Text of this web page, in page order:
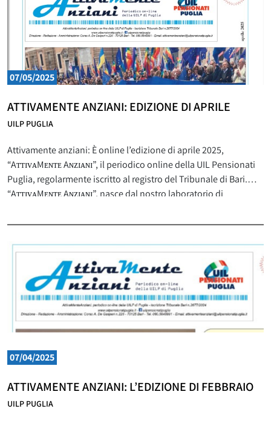
07/05/2025
ATTIVAMENTE ANZIANI: EDIZIONE DI APRILE
UILP PUGLIA
Attivamente anziani: È online l’edizione di aprile 2025,
“AᴛᴛɪᴠᴀMᴇɴᴛᴇ Aɴᴢɪᴀɴɪ”, il periodico online della UIL Pensionati
Puglia, regolarmente iscritto al registro del Tribunale di Bari.
“AᴛᴛɪᴠᴀMᴇɴᴛᴇ Aɴᴢɪᴀɴɪ”, nasce dal nostro laboratorio di
seguito le lezioni e gli incontri con giornalisti professionisti. Il
07/04/2025
ATTIVAMENTE ANZIANI: L’EDIZIONE DI FEBBRAIO
UILP PUGLIA